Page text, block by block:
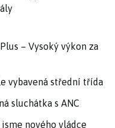
– Vysoký výkon za
vybavená střední třída
sluchátka s ANC
nového vládce